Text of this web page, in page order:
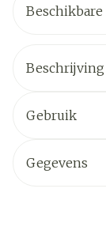
Beschrijving
Gebruik
Gegevens